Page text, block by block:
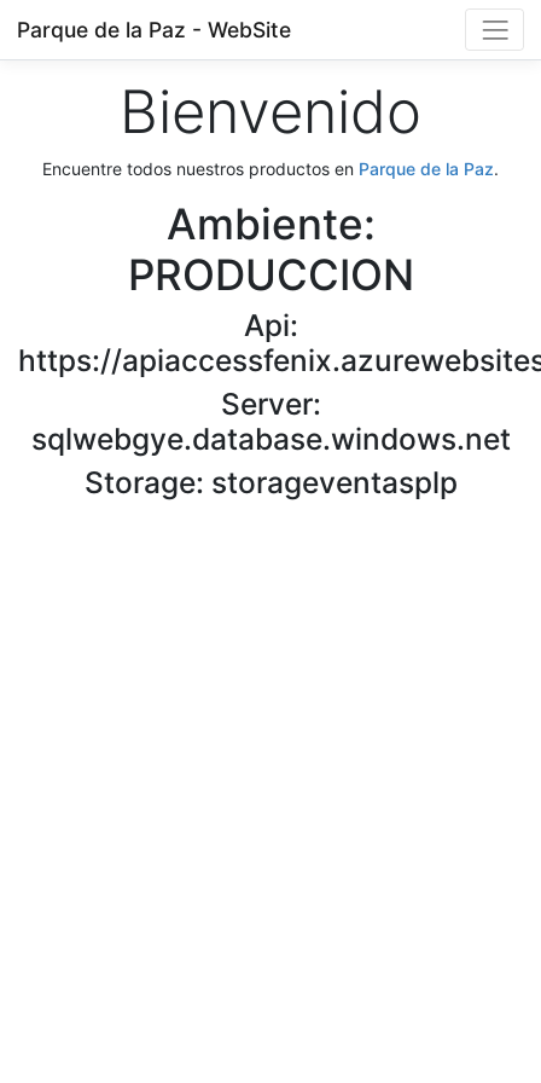
Parque de la Paz - WebSite
Bienvenido
Encuentre todos nuestros productos en Parque de la Paz.
Ambiente:
PRODUCCION
Api:
https://
Server:
sqlwebgye.database.windows.net
Storage: storageventasplp